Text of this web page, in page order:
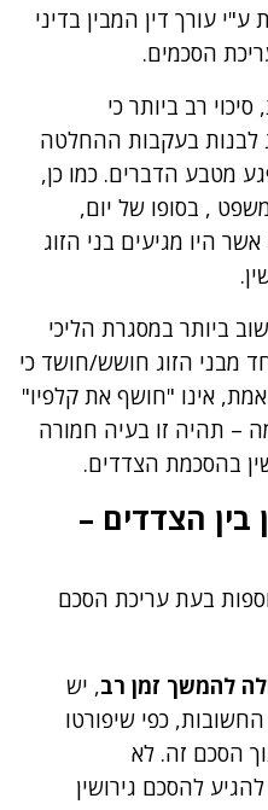
עורך דין המבין בדיני
הסכמים.
רב ביותר כי
לבנות בעקבות ההחלטה
מטבע הדברים. כמו כן,
, בסופו של יום,
היו מגיעים בני הזוג
ביותר במסגרת הליכי
מבני הזוג חושש/חושד כי
אינו "חושף את קלפיו"
– תהיה זו בעיה חמורה
בהסכמת הצדדים.
בין הצדדים –
בעת עריכת הסכם
להמשך זמן רב, יש
כפי שיפורטו
הסכם זה. לא
להסכם גירושין